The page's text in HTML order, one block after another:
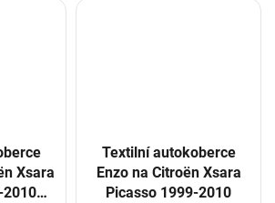
Xsara
2010
Textilní autokoberce
Enzo na Citroën Xsara
Picasso 1999-2010